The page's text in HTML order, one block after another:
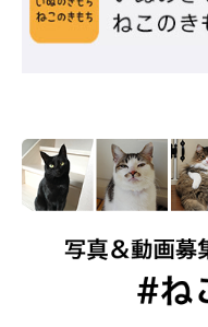
こちらは、エキゾチック
掃除機が苦手なのだとか。
猫がそっと隠れられる場